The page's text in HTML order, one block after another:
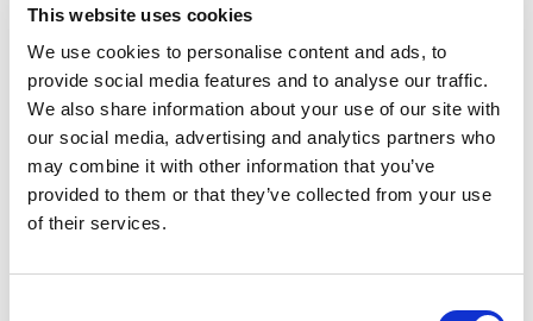
This website uses cookies
We use cookies to personalise content and ads, to
provide social media features and to analyse our traffic.
We also share information about your use of our site with
our social media, advertising and analytics partners who
may combine it with other information that you’ve
provided to them or that they’ve collected from your use
of their services.